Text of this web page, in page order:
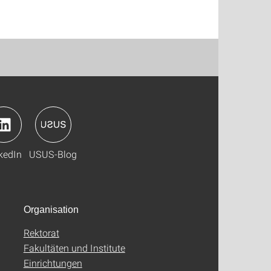
USUS-Blog
Organisation
Rektorat
Fakultäten und Institute
Einrichtungen